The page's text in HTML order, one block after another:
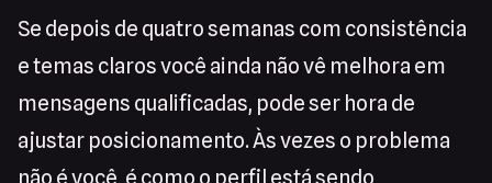
Se depois de quatro semanas com consistência
e temas claros você ainda não vê melhora em
mensagens qualificadas, pode ser hora de
ajustar posicionamento. Às vezes o problema
não é você, é como o perfil está sendo